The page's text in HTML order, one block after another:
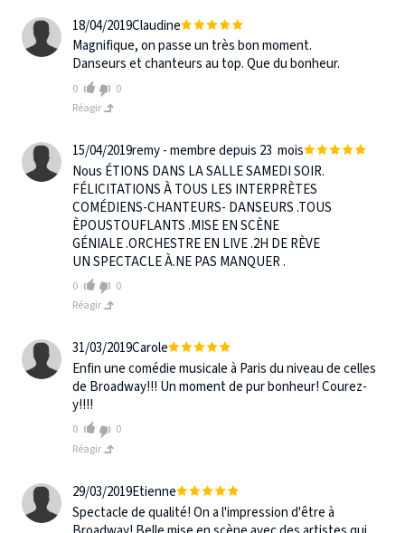
18/04/2019Claudine
Magnifique, on passe un très bon moment.
Danseurs et chanteurs au top. Que du bonheur.
0
0
Réagir
15/04/2019remy - membre depuis 23 mois
Nous ÉTIONS DANS LA SALLE SAMEDI SOIR.
FÉLICITATIONS À TOUS LES INTERPRÈTES
COMÉDIENS-CHANTEURS- DANSEURS .TOUS
ÈPOUSTOUFLANTS .MISE EN SCÈNE
GÉNIALE .ORCHESTRE EN LIVE .2H DE RÈVE
UN SPECTACLE À.NE PAS MANQUER .
0
0
Réagir
31/03/2019Carole
Enfin une comédie musicale à Paris du niveau de celles
de Broadway!!! Un moment de pur bonheur! Courez-
y!!!!
0
0
Réagir
29/03/2019Etienne
Spectacle de qualité! On a l'impression d'être à